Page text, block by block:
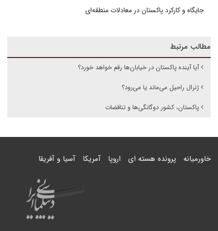
جایگاه و کارکرد پاکستان در معادلات منطقه‌ای
مطالب مرتبط
آیا آینده پاکستان در خیابان‌ها رقم خواهد خورد؟
ژنرال راحیل می‌ماند یا می‌رود؟
پاکستان، کشور دوگانگی‌ها و تناقضات
خاورمیانه پرونده هسته ای اروپا آمریکا آسیا و آفریقا